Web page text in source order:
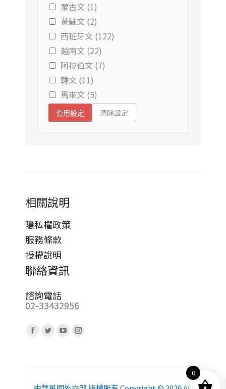
蒙古文 (1)
蒙藏文 (2)
西班牙文 (122)
越南文 (22)
阿拉伯文 (7)
韓文 (11)
馬來文 (5)
套用設定 清除設定
相關說明
隱私權政策
服務條款
授權說明
聯絡資訊
諮詢電話
02-33432956
Facebook
opens
Twitter
opens
YouTube
opens
Instagram
opens
0